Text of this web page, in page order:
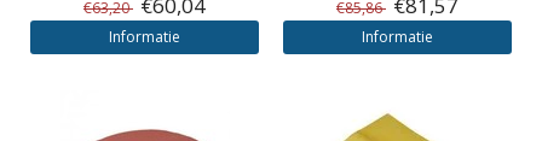
€63,20
Informatie
€85,86
Informatie